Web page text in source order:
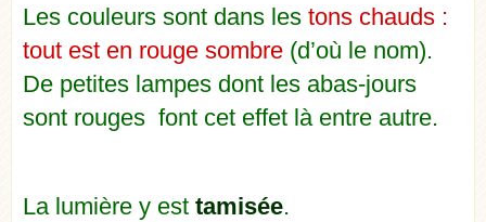
Les couleurs sont dans les tons chauds :
tout est en rouge sombre (d’où le nom).
De petites lampes dont les abas-jours
sont rouges font cet effet là entre autre.
La lumière y est tamisée.